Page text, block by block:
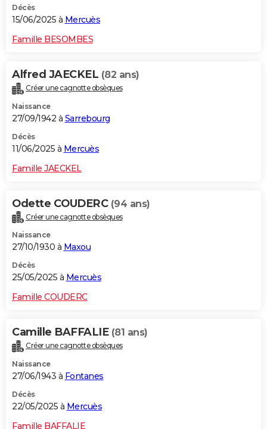
Décès
15/06/2025 à Mercuès
Famille BESOMBES
Alfred JAECKEL (82 ans)
Créer une cagnotte obsèques
Naissance
27/09/1942 à Sarrebourg
Décès
11/06/2025 à Mercuès
Famille JAECKEL
Odette COUDERC (94 ans)
Créer une cagnotte obsèques
Naissance
27/10/1930 à Maxou
Décès
25/05/2025 à Mercuès
Famille COUDERC
Camille BAFFALIE (81 ans)
Créer une cagnotte obsèques
Naissance
27/06/1943 à Fontanes
Décès
22/05/2025 à Mercuès
Famille BAFFALIE